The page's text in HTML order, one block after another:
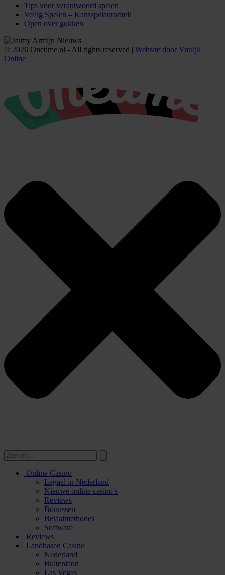
Tips voor verantwoord spelen
Veilig Spelen – Kansspelautoriteit
Open over gokken
© 2026 Onetime.nl - All rights reserved | Website door Vrolijk
Online
Online Casino
Legaal in Nederland
Nieuwe online casino's
Reviews
Bonussen
Betaalmethodes
Software
Reviews
Landbased Casino
Nederland
Buitenland
Las Vegas